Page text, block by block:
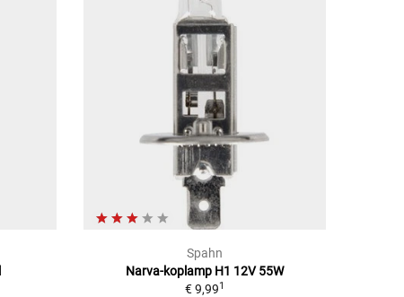
Spahn
Narva-koplamp H1 12V 55W
€ 9,991